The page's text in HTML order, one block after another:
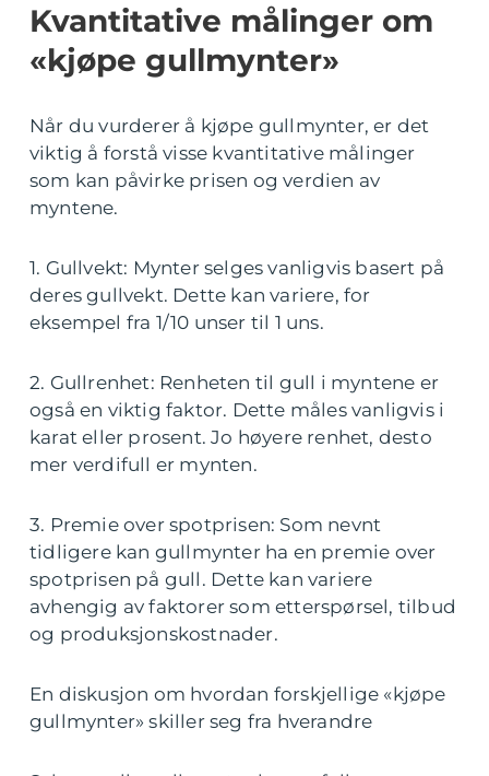
Kvantitative målinger om
«kjøpe gullmynter»
Når du vurderer å kjøpe gullmynter, er det
viktig å forstå visse kvantitative målinger
som kan påvirke prisen og verdien av
myntene.
1. Gullvekt: Mynter selges vanligvis basert på
deres gullvekt. Dette kan variere, for
eksempel fra 1/10 unser til 1 uns.
2. Gullrenhet: Renheten til gull i myntene er
også en viktig faktor. Dette måles vanligvis i
karat eller prosent. Jo høyere renhet, desto
mer verdifull er mynten.
3. Premie over spotprisen: Som nevnt
tidligere kan gullmynter ha en premie over
spotprisen på gull. Dette kan variere
avhengig av faktorer som etterspørsel, tilbud
og produksjonskostnader.
En diskusjon om hvordan forskjellige «kjøpe
gullmynter» skiller seg fra hverandre